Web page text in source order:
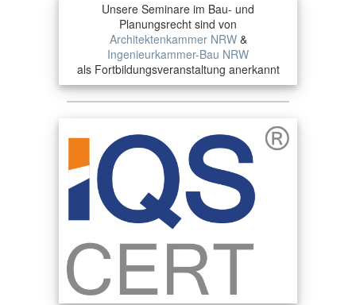
Unsere Seminare im Bau- und
Planungsrecht sind von
Architektenkammer NRW&
Ingenieurkammer-Bau NRW
als Fortbildungsveranstaltung anerkannt